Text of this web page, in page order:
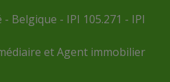
Belgique - IPI 105.271 - IPI
et Agent immobilier